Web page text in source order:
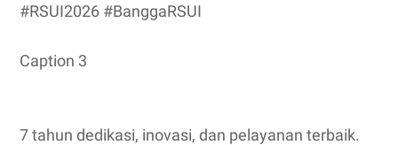
#RSUI2026 #BanggaRSUI
Caption 3
7 tahun dedikasi, inovasi, dan pelayanan terbaik.